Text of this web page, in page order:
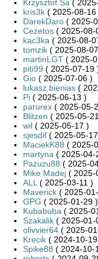
Krzysztof Sa (
kris3k( 2025-08-16
DarekDaro( 2025-
Cezetos( 2025-08-
kac3ka ( 2025-08-
tomzik( 2025-08-
martinLGT( 2025-
piti99 ( 2025-07-19
Gio( 2025-07-06 )
lukasz.bienias(
Pi( 2025-06-13 )
parurex( 2025-05-
Blitzen ( 2025-05-
wil( 2025-05-17 )
sjesdif( 2025-05-
MaciekK88 ( 2025-
martyna ( 2025-04-
Pazuzu88 ( 2025-
Mike Madej( 2025-
ALL ( 2025-03-11 )
Maverick( 2025-
GPG ( 2025-01-29 )
Kubabuba ( 2025-
Szakalik( 2025-01-
olivvier64( 2025-
Krecik( 2024-10-
Spike88 ( 2024-10-